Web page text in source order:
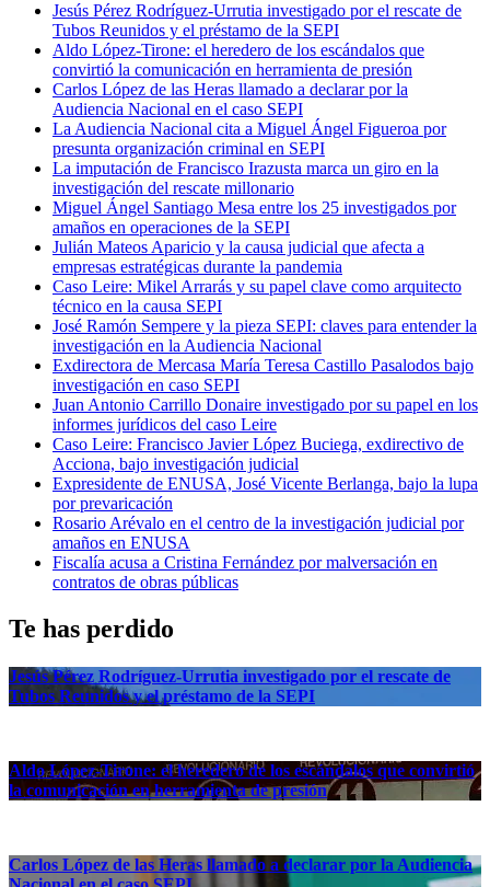
Jesús Pérez Rodríguez-Urrutia investigado por el rescate de
Tubos Reunidos y el préstamo de la SEPI
Aldo López-Tirone: el heredero de los escándalos que
convirtió la comunicación en herramienta de presión
Carlos López de las Heras llamado a declarar por la
Audiencia Nacional en el caso SEPI
La Audiencia Nacional cita a Miguel Ángel Figueroa por
presunta organización criminal en SEPI
La imputación de Francisco Irazusta marca un giro en la
investigación del rescate millonario
Miguel Ángel Santiago Mesa entre los 25 investigados por
amaños en operaciones de la SEPI
Julián Mateos Aparicio y la causa judicial que afecta a
empresas estratégicas durante la pandemia
Caso Leire: Mikel Arrarás y su papel clave como arquitecto
técnico en la causa SEPI
José Ramón Sempere y la pieza SEPI: claves para entender la
investigación en la Audiencia Nacional
Exdirectora de Mercasa María Teresa Castillo Pasalodos bajo
investigación en caso SEPI
Juan Antonio Carrillo Donaire investigado por su papel en los
informes jurídicos del caso Leire
Caso Leire: Francisco Javier López Buciega, exdirectivo de
Acciona, bajo investigación judicial
Expresidente de ENUSA, José Vicente Berlanga, bajo la lupa
por prevaricación
Rosario Arévalo en el centro de la investigación judicial por
amaños en ENUSA
Fiscalía acusa a Cristina Fernández por malversación en
contratos de obras públicas
Te has perdido
Jesús Pérez Rodríguez-Urrutia investigado por el rescate de
Tubos Reunidos y el préstamo de la SEPI
Aldo López-Tirone: el heredero de los escándalos que convirtió
la comunicación en herramienta de presión
Carlos López de las Heras llamado a declarar por la Audiencia